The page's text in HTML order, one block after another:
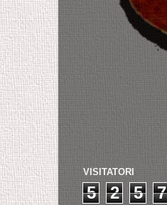
VISITATORI
5 2 5 7